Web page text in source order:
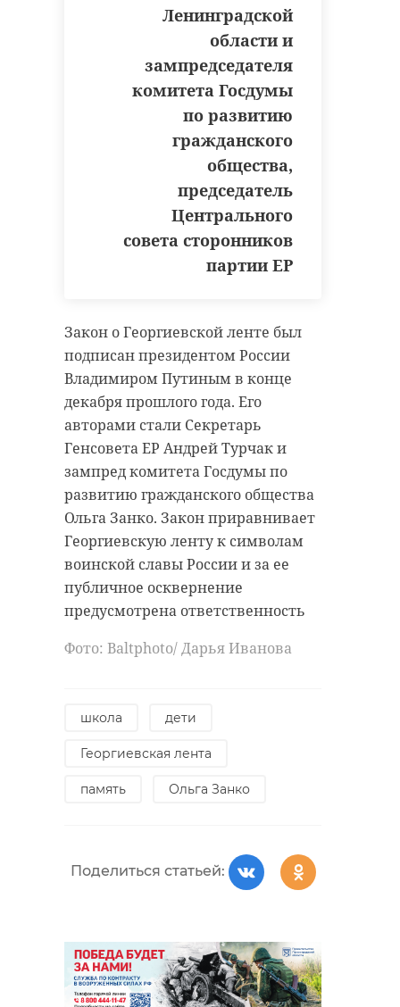
Ленинградской
области и
зампредседателя
комитета Госдумы
по развитию
гражданского
общества,
председатель
Центрального
совета сторонников
партии ЕР
Закон о Георгиевской ленте был
подписан президентом России
Владимиром Путиным в конце
декабря прошлого года. Его
авторами стали Секретарь
Генсовета ЕР Андрей Турчак и
зампред комитета Госдумы по
развитию гражданского общества
Ольга Занко. Закон приравнивает
Георгиевскую ленту к символам
воинской славы России и за ее
публичное осквернение
предусмотрена ответственность
Фото: Baltphоto/ Дарья Иванова
школа дети
Георгиевская лента
память Ольга Занко
Поделиться статьей: